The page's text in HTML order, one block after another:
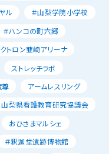
ル
＃山梨学院小学校
＃ハンコの町六郷
トロン韮崎アリーナ
ストレッチラボ
アームレスリング
山梨県看護教育研究協議会
おひさまマルシェ
＃釈迦堂遺跡博物館